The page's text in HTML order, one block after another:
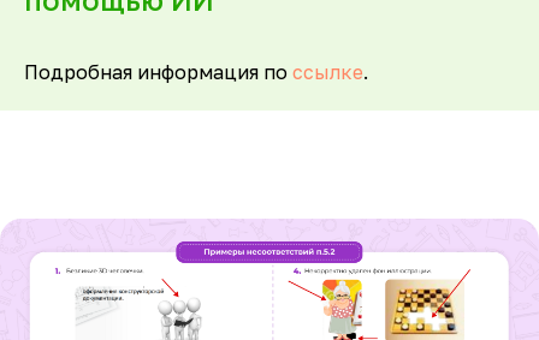
Подробная информация по ссылке.